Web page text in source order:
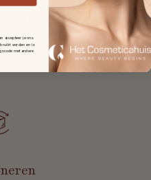
België bij
€ 49,-.
accepteer je ons
worden en is
met andere